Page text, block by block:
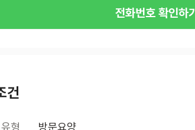
전화번호 확인하기
건
형 방문요양